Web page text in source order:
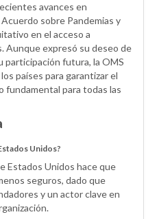
avances en
sobre Pandemias y
en el acceso a
Aunque expresó su deseo de
participación futura, la OMS
países para garantizar el
fundamental para todas las
Unidos?
Estados Unidos hace que
seguros, dado que
y un actor clave en